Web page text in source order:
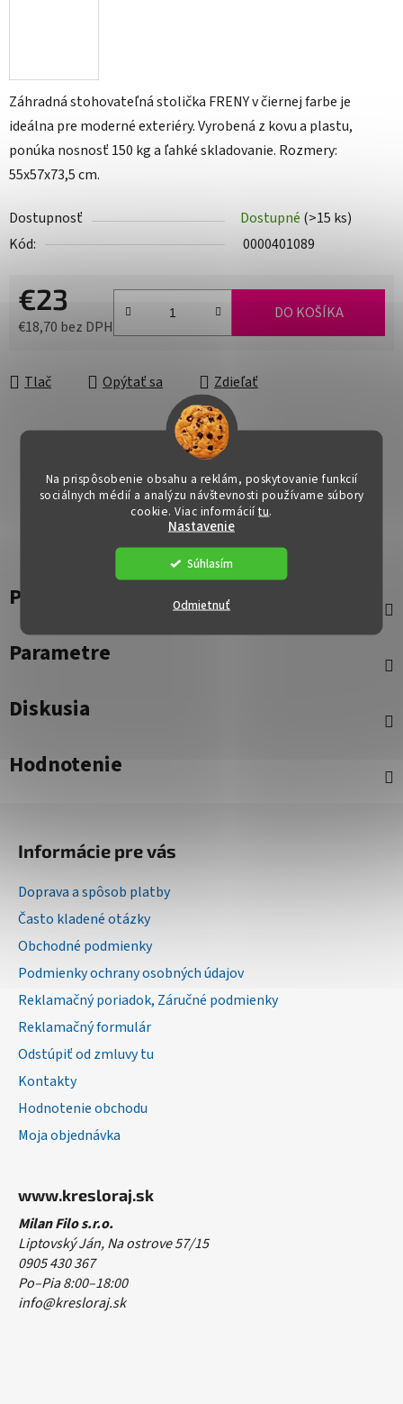
Na prispôsobenie obsahu a reklám, poskytovanie funkcií
sociálnych médií a analýzu návštevnosti používame súbory
cookie. Viac informáciítu.
Nastavenie
Odmietnuť
Súhlasím
Záhradná stohovateľná stolička FRENY v čiernej farbe je
ideálna pre moderné exteriéry. Vyrobená z kovu a plastu,
ponúka nosnosť 150 kg a ľahké skladovanie. Rozmery:
55x57x73,5 cm.
Dostupnosť Dostupné (>15 ks)
Kód:
0000401089
€23
€18,70 bez DPH
DO KOŠÍKA
Tlač Opýtať sa Zdieľať
Popis
Parametre
Diskusia
Hodnotenie
Informácie pre vás
Doprava a spôsob platby
Často kladené otázky
Obchodné podmienky
Podmienky ochrany osobných údajov
Reklamačný poriadok, Záručné podmienky
Reklamačný formulár
Odstúpiť od zmluvy tu
Kontakty
Hodnotenie obchodu
Moja objednávka
www.kresloraj.sk
Milan Filo s.r.o.
Liptovský Ján, Na ostrove 57/15
0905 430 367
Po–Pia 8:00–18:00
info@kresloraj.sk